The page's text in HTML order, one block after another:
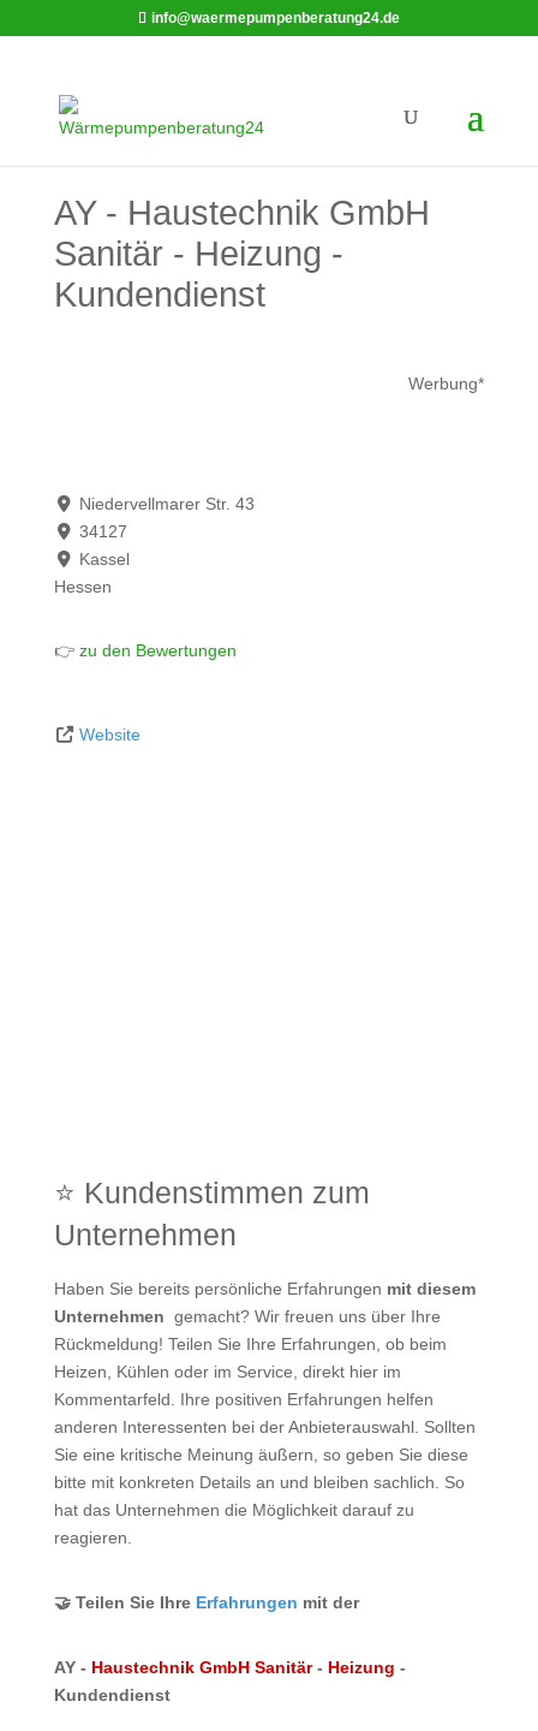
info@waermepumpenberatung24.de
AY - Haustechnik GmbH
Sanitär - Heizung -
Kundendienst
Werbung*
Niedervellmarer Str. 43
34127
Kassel
Hessen
👉zu den Bewertungen
Website
⭐ Kundenstimmen zum
Unternehmen
Haben Sie bereits persönliche Erfahrungen mit diesem
Unternehmen gemacht? Wir freuen uns über Ihre
Rückmeldung! Teilen Sie Ihre Erfahrungen, ob beim
Heizen, Kühlen oder im Service, direkt hier im
Kommentarfeld. Ihre positiven Erfahrungen helfen
anderen Interessenten bei der Anbieterauswahl. Sollten
Sie eine kritische Meinung äußern, so geben Sie diese
bitte mit konkreten Details an und bleiben sachlich. So
hat das Unternehmen die Möglichkeit darauf zu
reagieren.
🤝 Teilen Sie Ihre Erfahrungen mit der
AY - Haustechnik GmbH Sanitär- Heizung -
Kundendienst